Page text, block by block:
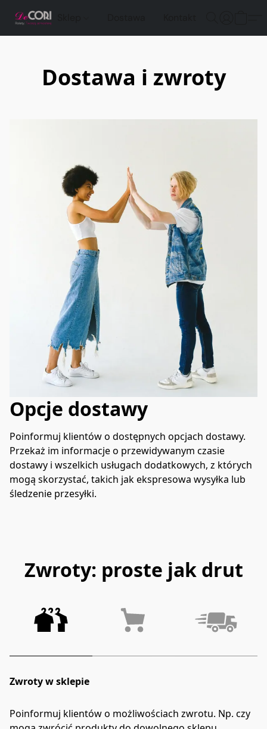
Dostawa i zwroty
Opcje dostawy
Poinformuj klientów o dostępnych opcjach dostawy.
Przekaż im informacje o przewidywanym czasie
dostawy i wszelkich usługach dodatkowych, z których
mogą skorzystać, takich jak ekspresowa wysyłka lub
śledzenie przesyłki.
Zwroty: proste jak drut
Zwroty w sklepie
Poinformuj klientów o możliwościach zwrotu. Np. czy